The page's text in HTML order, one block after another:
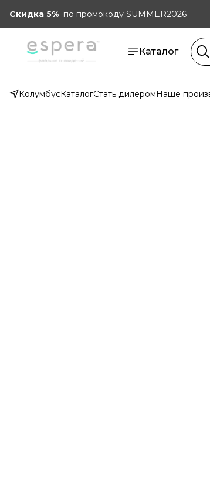
Скидка 5% по промокоду SUMMER2026
Каталог
КолумбусКаталогСтать дилеромНаше